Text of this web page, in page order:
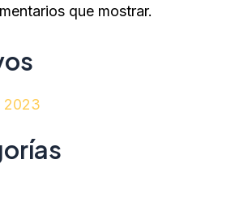
que mostrar.
2023